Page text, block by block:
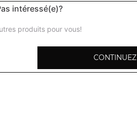
intéressé(e)?
produits pour vous!
CONTINUEZ